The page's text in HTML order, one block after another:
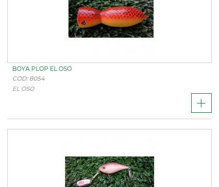
BOYA PLOP EL OSO
COD: 8054
EL OSO